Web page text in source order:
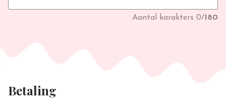
Aantal karakters 0/180
Betaling